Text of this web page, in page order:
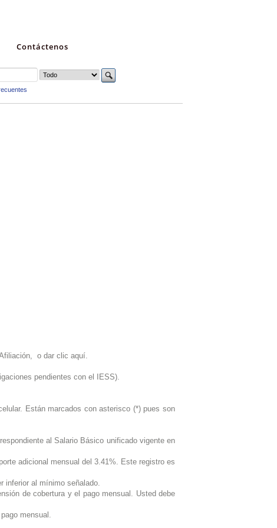
Contáctenos
o dar clic aquí.
pendientes con el IESS).
Están marcados con asterisco (*) pues son
al Salario Básico unificado vigente en
adicional mensual del 3.41%. Este registro es
inferior al mínimo señalado.
de cobertura y el pago mensual. Usted debe
mensual.